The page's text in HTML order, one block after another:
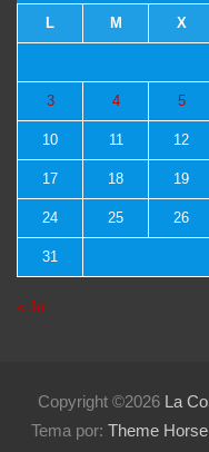
L M X
3 4 5
10 11 12
17 18 19
24 25 26
31
« Jul
Copyright ©2026 La
Tema por: Theme Horse